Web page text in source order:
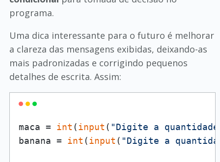
programa.
Uma dica interessante para o futuro é melhorar
a clareza das mensagens exibidas, deixando-as
mais padronizadas e corrigindo pequenos
detalhes de escrita. Assim:
maca = int (input ( "Digite a
banana = int (input ( "Digite a